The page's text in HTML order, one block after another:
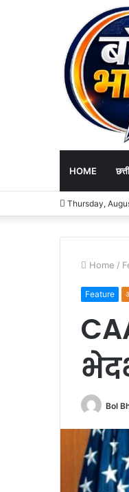
HOME
Thursday,
Home /
Feature
Bol